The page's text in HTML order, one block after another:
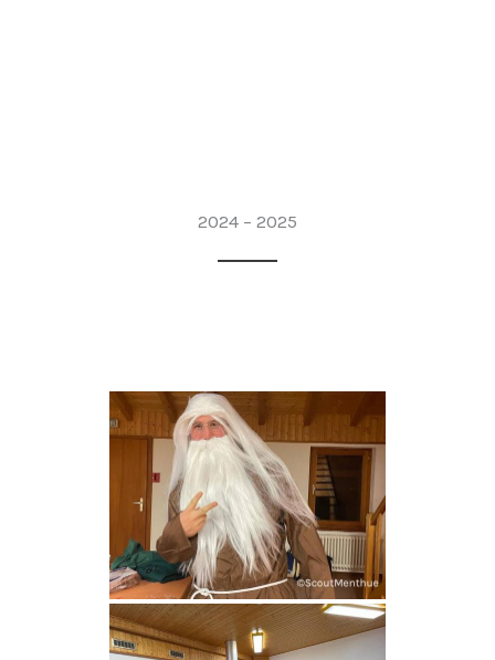
2024 – 2025